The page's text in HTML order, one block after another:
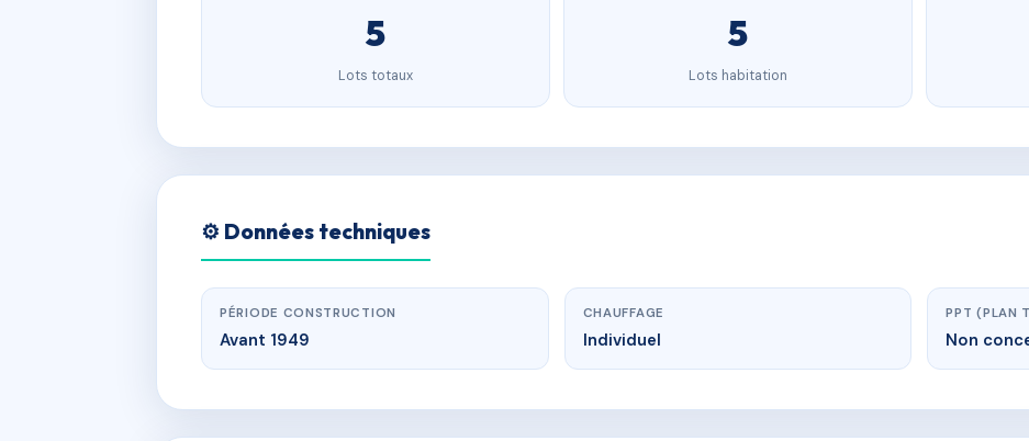
5
Lots totaux
5
Lots habitation
⚙️ Données techniques
PÉRIODE CONSTRUCTION
Avant 1949
CHAUFFAGE
Individuel
PPT (PLAN
Non